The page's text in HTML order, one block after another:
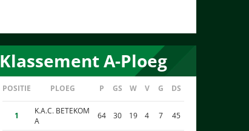
Klassement A-Ploeg
POSITIE PLOEG P GS W V G DS
1
K.A.C. BETEKOM
A
64 30 19 4 7 45